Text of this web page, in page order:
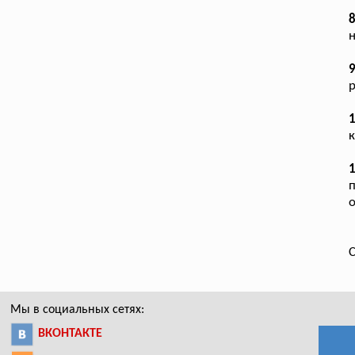
Мы в социальных сетях:
ВКОНТАКТЕ